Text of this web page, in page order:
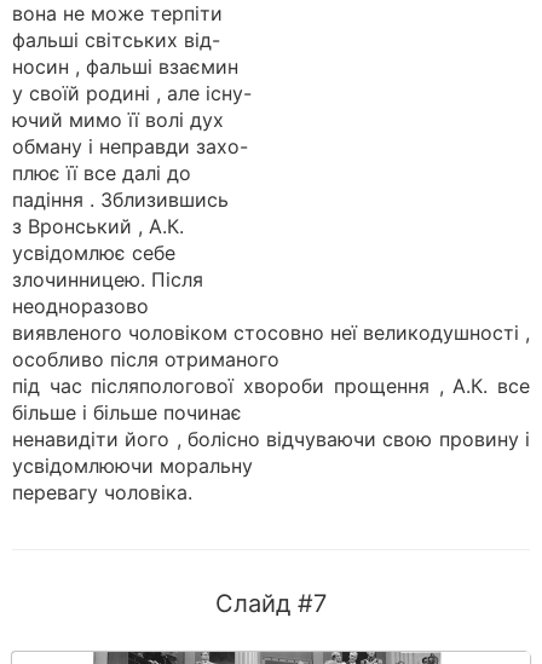
вона не може терпіти
фальші світських від-
носин , фальші взаємин
у своїй родині , але існу-
ючий мимо її волі дух
обману і неправди захо-
плює її все далі до
падіння . Зблизившись
з Вронський , А.К.
усвідомлює себе
злочинницею. Після
неодноразово
виявленого чоловіком стосовно неї великодушності ,
особливо після отриманого
під час післяпологової хвороби прощення , А.К. все
більше і більше починає
ненавидіти його , болісно відчуваючи свою провину і
усвідомлюючи моральну
перевагу чоловіка.
Слайд #7